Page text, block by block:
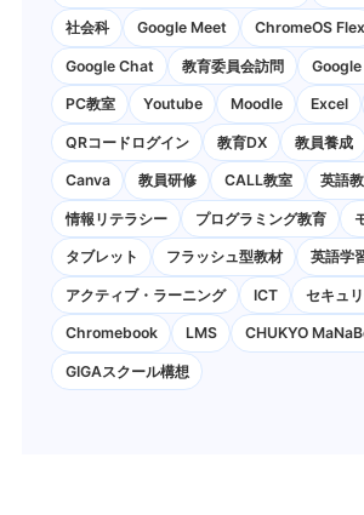
社会科 Google Meet ChromeOS Flex
Google Chat 教育委員会訪問 Google
PC教室 Youtube Moodle Excel
QRコードログイン 教育DX 教員養成
Canva 教員研修 CALL教室 英語
情報リテラシー プログラミング教育
タブレット フラッシュ型教材 英語学
アクティブ・ラーニング ICT セキュ
Chromebook LMS CHUKYO
GIGAスクール構想